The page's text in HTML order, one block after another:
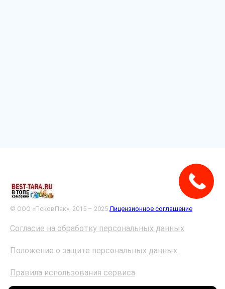
© ООО «ПсковПак», 2015 – 2025 Лицензионное соглашение
Согласие на обработку персональных данных
Положение о защите персональных данных
Правила использования сервиса